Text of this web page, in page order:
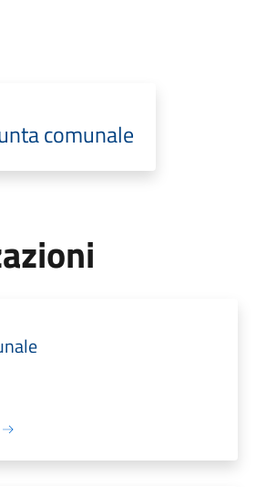
comunale